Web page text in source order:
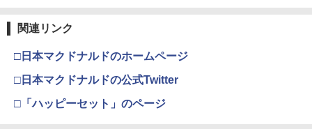
関連リンク
□日本マクドナルドのホームページ
□日本マクドナルドの公式Twitter
□「ハッピーセット」のページ